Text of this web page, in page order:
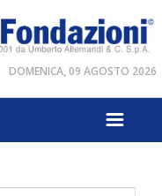
DOMENICA, 09 AGOSTO 2026